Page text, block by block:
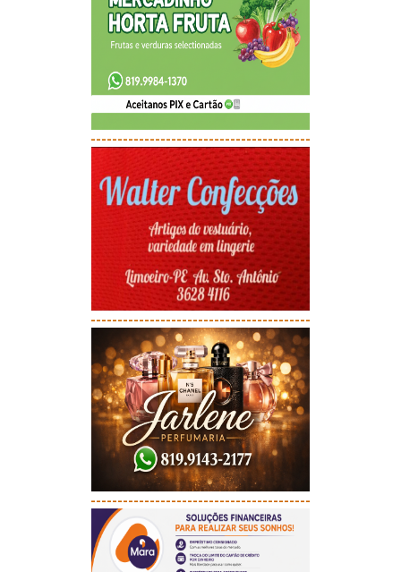
-----------------------------------------
-----------------------------------------
-----------------------------------------